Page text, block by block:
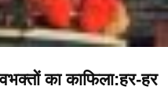
का काफिला:हर-हर